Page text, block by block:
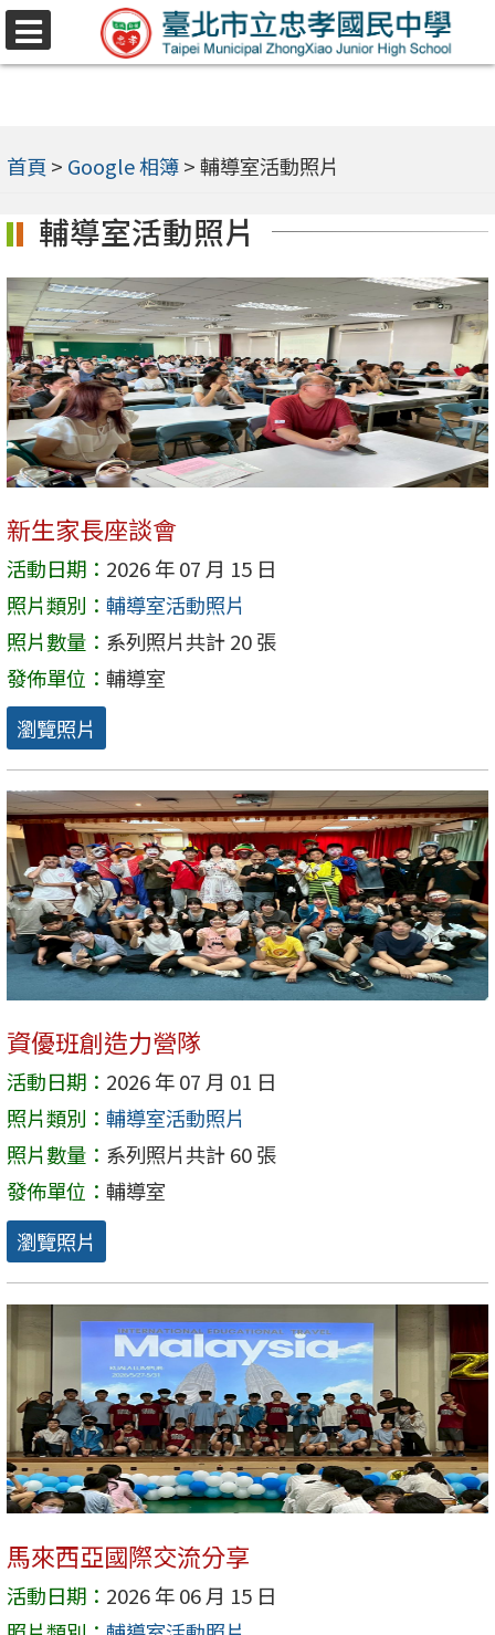
跳
至
內
選
首頁 > Google 相簿>輔導室活動照片
輔導室活動照片
新生家長座談會
活動日期： 2026 年 07 月 15 日
照片類別： 輔導室活動照片
照片數量： 系列照片共計 20 張
發佈單位： 輔導室
瀏覽照片
資優班創造力營隊
活動日期： 2026 年 07 月 01 日
照片類別： 輔導室活動照片
照片數量： 系列照片共計 60 張
發佈單位： 輔導室
瀏覽照片
馬來西亞國際交流分享
活動日期： 2026 年 06 月 15 日